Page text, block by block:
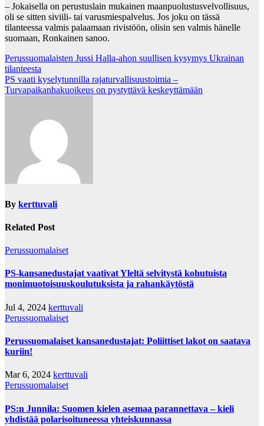
– Jokaisella on perustuslain mukainen maanpuolustusvelvollisuus,
oli se sitten siviili- tai varusmiespalvelus. Jos joku on tässä
tilanteessa valmis palaamaan rivistöön, olisin sen valmis hänelle
suomaan, Ronkainen sanoo.
Post
navigation
Perussuomalaisten Jussi Halla-ahon suullisen kysymys Ukrainan
tilanteesta
PS vaati kyselytunnilla rajaturvallisuustoimia –
Turvapaikanhakuoikeus on pystyttävä keskeyttämään
By kerttuvali
Related Post
Perussuomalaiset
PS-kansanedustajat vaativat Yleltä selvitystä kohutuista
monimuotoisuuskoulutuksista ja rahankäytöstä
Jul 4, 2024 kerttuvali
Perussuomalaiset
Perussuomalaiset kansanedustajat: Poliittiset lakot on saatava
kuriin!
Mar 6, 2024 kerttuvali
Perussuomalaiset
PS:n Junnila: Suomen kielen asemaa parannettava – kieli
yhdistää polarisoituneessa yhteiskunnassa